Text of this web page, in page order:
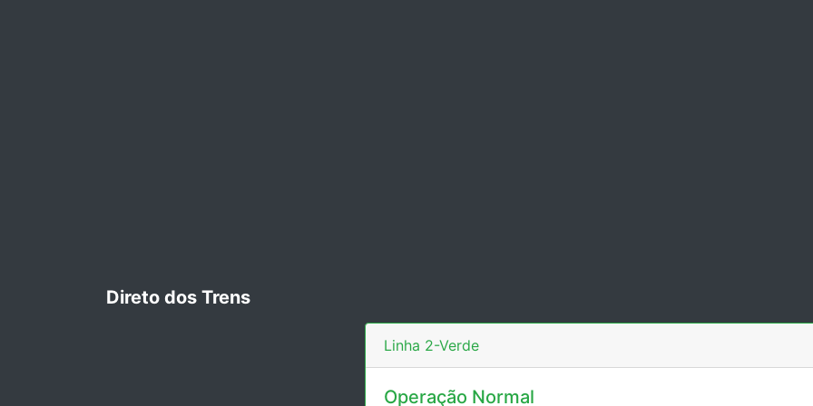
Direto dos Trens
Linha 2-Verde
Operação Normal